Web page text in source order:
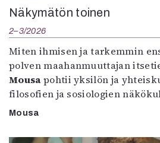
Näkymätön toinen
2–3/2026
Miten ihmisen ja tarkemmin
polven maahanmuuttajan
Mousa pohtii yksilön ja
filosofien ja sosiologien
Mousa